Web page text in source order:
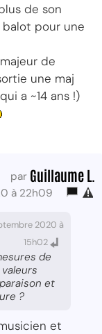
de son
balot pour une
de
une maj
a ~14 ans !)
par Guillaume L.
à 22h09
2020 à
15h02
de
et
?
et